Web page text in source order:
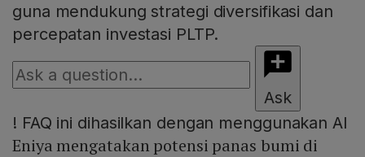
guna mendukung strategi diversifikasi dan
percepatan investasi PLTP.
Ask
! FAQ ini dihasilkan dengan menggunakan AI
Eniya mengatakan potensi panas bumi di